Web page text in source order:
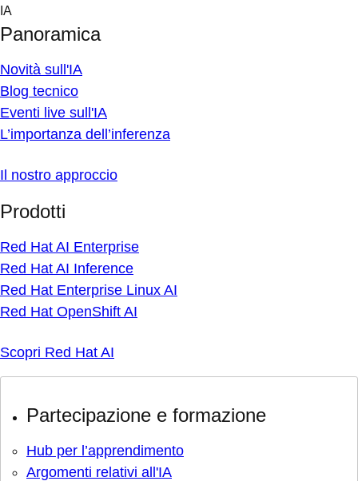
Skip
content
IA
Panoramica
Novità sull'IA
Blog tecnico
Eventi live sull'IA
L’importanza dell’inferenza
Il nostro approccio
Prodotti
Red Hat AI Enterprise
Red Hat AI Inference
Red Hat Enterprise Linux AI
Red Hat OpenShift AI
Scopri Red Hat AI
Partecipazione e formazione
Hub per l’apprendimento
Argomenti relativi all'IA